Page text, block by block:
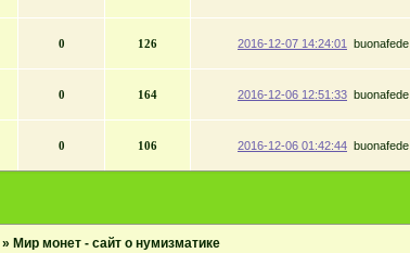
0 126 2016-12-07 14:24:01 buonafede
0 164 2016-12-06 12:51:33 buonafede
0 106 2016-12-06 01:42:44 buonafede
» Мир монет - сайт о нумизматике